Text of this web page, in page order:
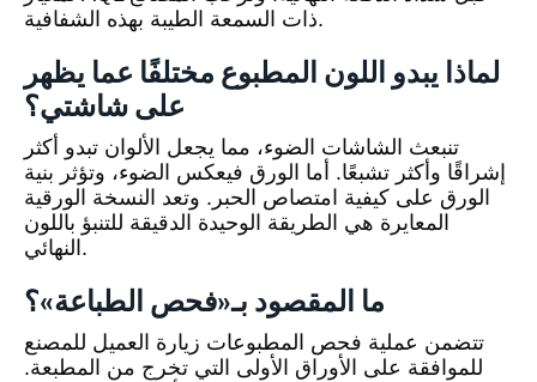
ذات السمعة الطيبة بهذه الشفافية.
لماذا يبدو اللون المطبوع مختلفًا عما يظهر
على شاشتي؟
تنبعث الشاشات الضوء، مما يجعل الألوان تبدو أكثر
إشراقًا وأكثر تشبعًا. أما الورق فيعكس الضوء، وتؤثر بنية
الورق على كيفية امتصاص الحبر. وتعد النسخة الورقية
المعايرة هي الطريقة الوحيدة الدقيقة للتنبؤ باللون
النهائي.
ما المقصود بـ«فحص الطباعة»؟
تتضمن عملية فحص المطبوعات زيارة العميل للمصنع
للموافقة على الأوراق الأولى التي تخرج من المطبعة.